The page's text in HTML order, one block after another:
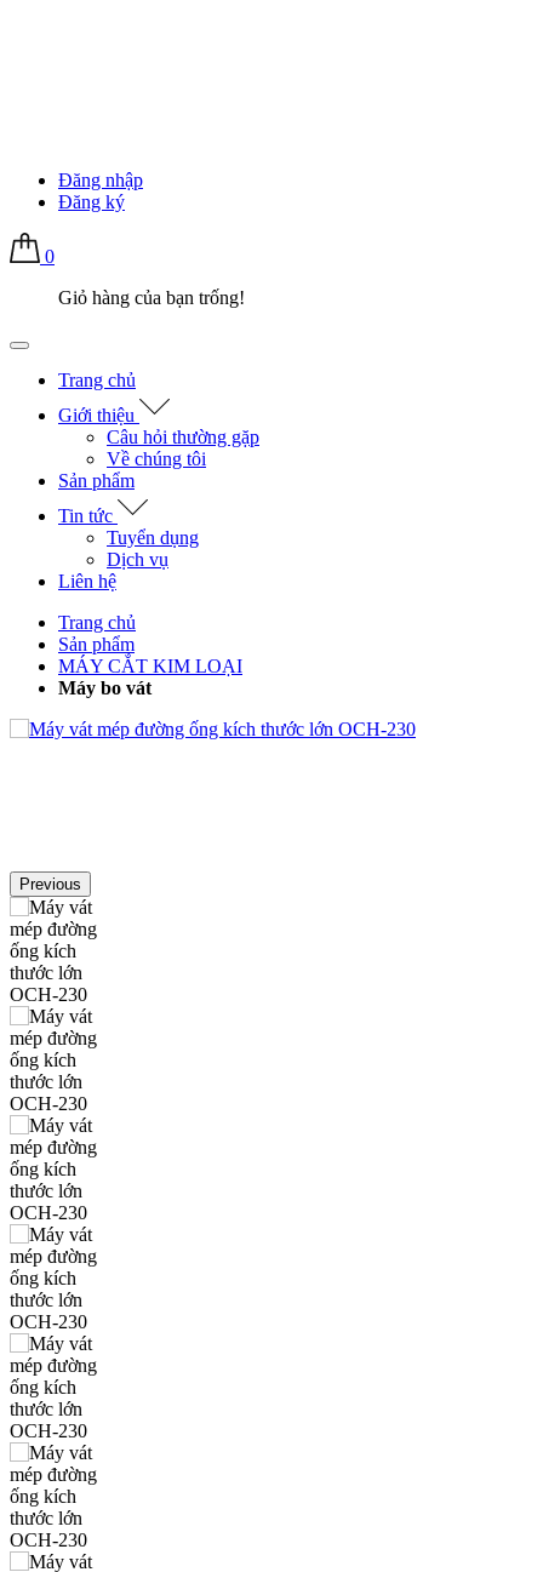
Đăng nhập
Đăng ký
0
Giỏ hàng của bạn trống!
Trang chủ
Giới thiệu
Câu hỏi thường gặp
Về chúng tôi
Sản phẩm
Tin tức
Tuyển dụng
Dịch vụ
Liên hệ
Trang chủ
Sản phẩm
MÁY CẮT KIM LOẠI
Máy bo vát
Previous